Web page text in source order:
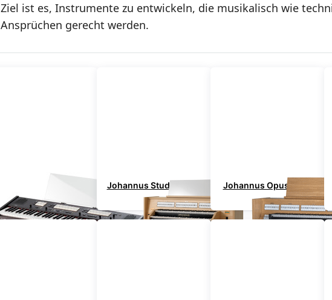
Ziel ist es, Instrumente zu entwickeln, die musikalisch wie
Ansprüchen gerecht werden.
Johannus Studio Serie Johannus Opus Serie